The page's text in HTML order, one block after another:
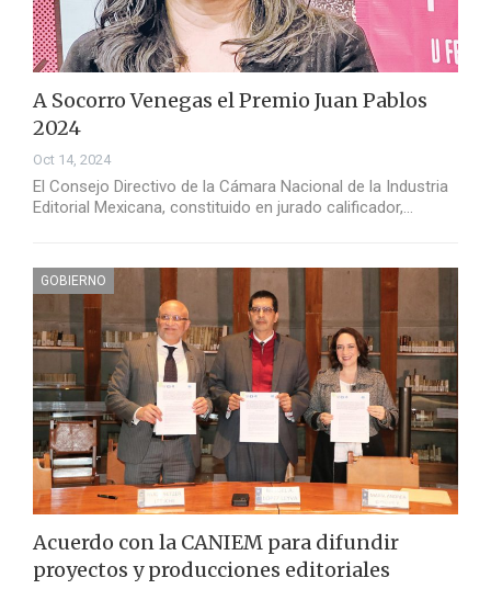
A Socorro Venegas el Premio Juan Pablos
2024
Oct 14, 2024
El Consejo Directivo de la Cámara Nacional de la Industria
Editorial Mexicana, constituido en jurado calificador,…
GOBIERNO
Acuerdo con la CANIEM para difundir
proyectos y producciones editoriales